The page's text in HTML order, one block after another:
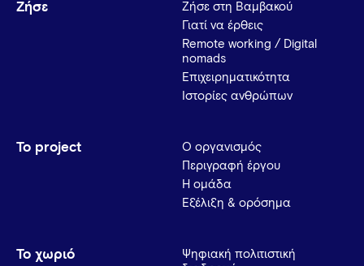
Ζήσε
Ζήσε στη Βαμβακού
Γιατί να έρθεις
Remote working / Digital
nomads
Επιχειρηματικότητα
Ιστορίες ανθρώπων
Το project
Ο οργανισμός
Περιγραφή έργου
Η ομάδα
Εξέλιξη & ορόσημα
Το χωριό
Ψηφιακή πολιτιστική